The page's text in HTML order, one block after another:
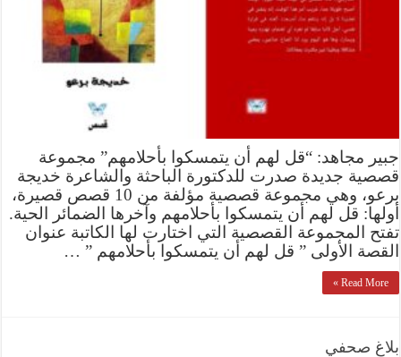
جبير مجاهد: “قل لهم أن يتمسكوا بأحلامهم” مجموعة
قصصية جديدة صدرت للدكتورة الباحثة والشاعرة خديجة
برعو، وهي مجموعة قصصية مؤلفة من 10 قصص قصيرة،
أولها: قل لهم أن يتمسكوا بأحلامهم وآخرها الضمائر الحية.
تفتح المجموعة القصصية التي اختارت لها الكاتبة عنوان
القصة الأولى ” قل لهم أن يتمسكوا بأحلامهم ” …
Read More »
بلاغ صحفي